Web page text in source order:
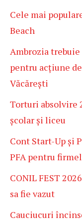
Cele mai
Beach
Ambrozia
pentru acțiune
Văcărești
Torturi absolvire
școlar și liceu
Cont Start-Up și
PFA pentru
CONIL FEST
sa fie vazut
Cauciucuri